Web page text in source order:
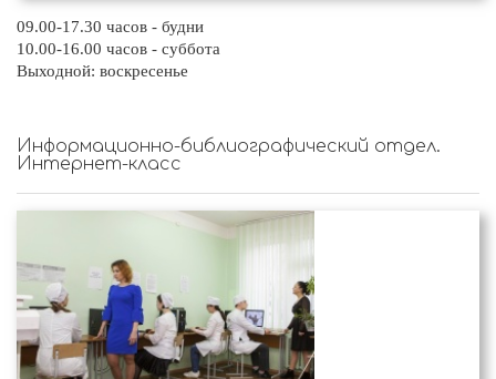
09.00-17.30 часов - будни
10.00-16.00 часов - суббота
Выходной: воскресенье
Информационно-библиографический отдел.
Интернет-класс